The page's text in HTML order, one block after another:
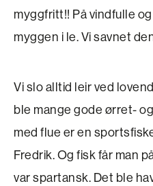
myggfritt!! På vindfulle
myggen i le. Vi savnet
Vi slo alltid leir ved
ble mange gode ørret-
med flue er en
Fredrik. Og fisk får man
var spartansk. Det ble